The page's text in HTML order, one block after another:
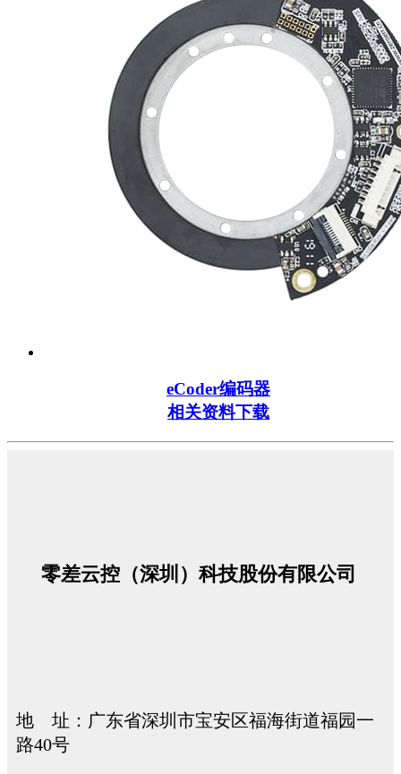
eCoder编码器
相关资料下载
零差云控（深圳）科技股份有限公司
地 址：广东省深圳市宝安区福海街道福园一
路40号